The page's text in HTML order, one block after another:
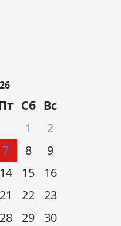
Сб Вс
1
2
7 8
9
14 15
16
21 22
23
28 29
30